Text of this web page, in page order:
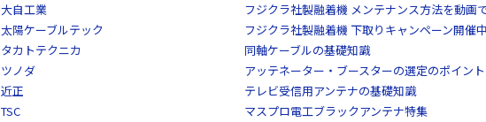
大自工業
太陽ケーブルテック
タカトテクニカ
ツノダ
近正
TSC
フジクラ社製融着機 メンテナンス方法を動画
フジクラ社製融着機 下取りキャンペーン開催中
同軸ケーブルの基礎知識
アッテネーター・ブースターの選定のポイント
テレビ受信用アンテナの基礎知識
マスプロ電工ブラックアンテナ特集